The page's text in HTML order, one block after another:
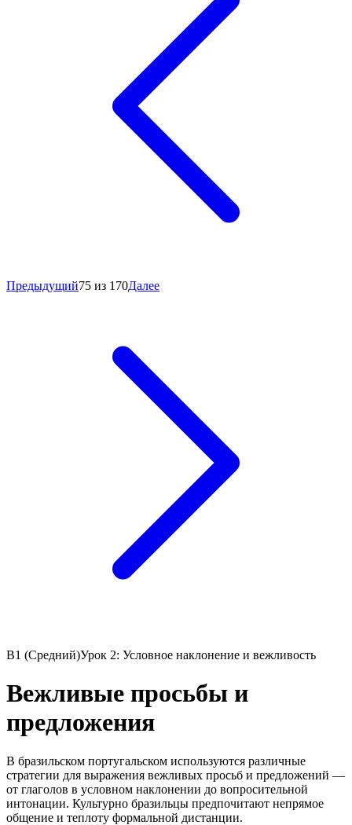
Предыдущий75 из 170Далее
B1 (Средний)Урок 2: Условное наклонение и вежливость
Вежливые просьбы и
предложения
В бразильском португальском используются различные
стратегии для выражения вежливых просьб и предложений —
от глаголов в условном наклонении до вопросительной
интонации. Культурно бразильцы предпочитают непрямое
общение и теплоту формальной дистанции.